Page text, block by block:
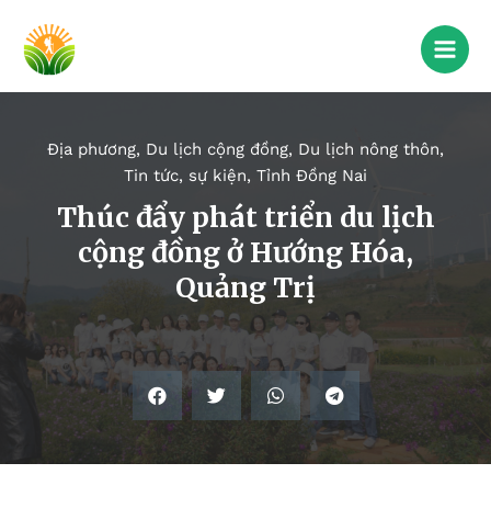
Địa phương, Du lịch cộng đồng, Du lịch nông thôn,
Tin tức, sự kiện, Tỉnh Đồng Nai
Thúc đẩy phát triển du lịch
cộng đồng ở Hướng Hóa,
Quảng Trị